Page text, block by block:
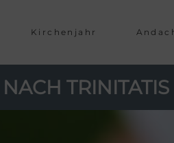
Kirchenjahr
TRINITATIS